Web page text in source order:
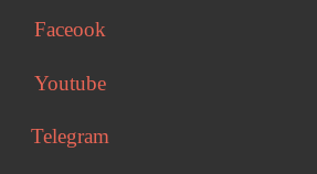
Faceook
Youtube
Telegram